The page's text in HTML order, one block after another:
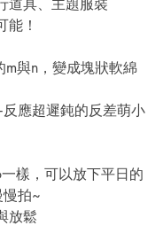
道具、主題服裝
能！
m與n，變成塊狀軟綿
應超遲鈍的反差萌小
樣，可以放下平日的
拍~
放鬆